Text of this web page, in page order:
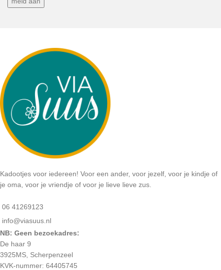
Kadootjes voor iedereen! Voor een ander, voor jezelf, voor je kindje of
je oma, voor je vriendje of voor je lieve lieve zus.
06 41269123
info@viasuus.nl
NB: Geen bezoekadres:
De haar 9
3925MS, Scherpenzeel
KVK-nummer: 64405745